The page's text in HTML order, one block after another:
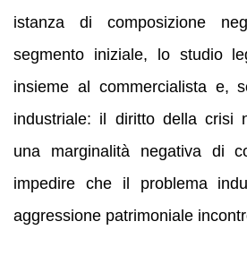
istanza di composizione
segmento iniziale, lo studio
insieme al commercialista e,
industriale: il diritto della crisi
una marginalità negativa di
impedire che il problema
aggressione patrimoniale